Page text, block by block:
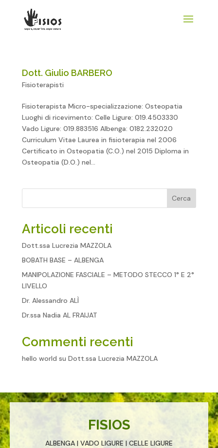
Dott. Giulio BARBERO
Fisioterapisti
Fisioterapista Micro-specializzazione: Osteopatia
Luoghi di ricevimento: Celle Ligure: 019.4503330
Vado Ligure: 019.883516 Albenga: 0182.232020
Curriculum Vitae Laurea in fisioterapia nel 2006
Certificato in Osteopatia (C.O.) nel 2015 Diploma in
Osteopatia (D.O.) nel...
Cerca
Articoli recenti
Dott.ssa Lucrezia MAZZOLA
BOBATH BASE – ALBENGA
MANIPOLAZIONE FASCIALE – METODO STECCO 1° E 2°
LIVELLO
Dr. Alessandro ALÌ
Dr.ssa Nadia AL FRAIJAT
Commenti recenti
hello world su Dott.ssa Lucrezia MAZZOLA
FISIOS
ALBENGA | VADO LIGURE | CELLE LIGURE